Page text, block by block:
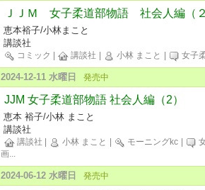
ＪＪＭ 女子柔道部物語 社会人編（２
恵本裕子/小林まこと
講談社
コミック 講談社 小林 まこと 女子
2024-12-11 水曜日 発売中
JJM 女子柔道部物語 社会人編（2）
恵本 裕子/小林 まこと
講談社
講談社 小林 まこと モーニングkc
画...
2024-06-12 水曜日 発売中